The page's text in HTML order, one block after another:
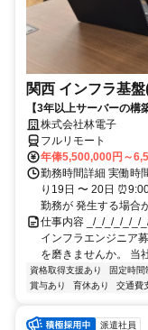
関西 インフラ基
【3年以上サーバーの
株式会社林電子
フルリモート
年俸5,500,000円～
勤務時間詳細 実働時
り19日 〜 20日
勤務が 発生する場合
仕事内容 _/_/_/_/_/_/
インフラエンジニア
を磨きませんか。 当
資格取得支援あり 固定時間
賞与あり
育休あり 交通費
派遣社員